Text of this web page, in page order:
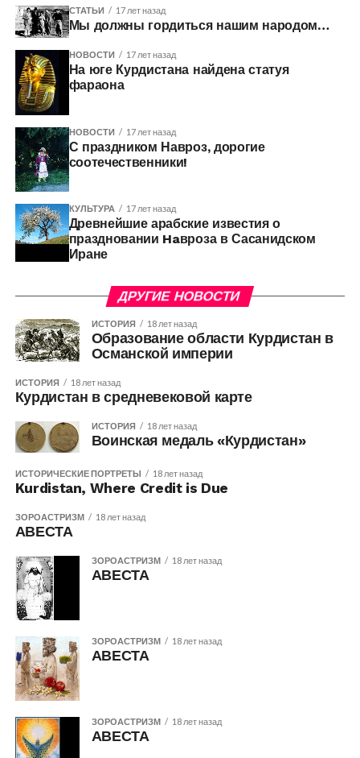
СТАТЬИ 17 лет назад
Мы должны гордиться нашим народом…
НОВОСТИ 17 лет назад
На юге Курдистана найдена статуя
фараона
НОВОСТИ 17 лет назад
С праздником Навроз, дорогие
соотечественники!
КУЛЬТУРА 17 лет назад
Древнейшие арабские известия о
праздновании Haвроза в Сасанидском
Иране
ДРУГИЕ НОВОСТИ
ИСТОРИЯ 18 лет назад
Образование области Курдистан в
Османской империи
ИСТОРИЯ 18 лет назад
Курдистан в средневековой карте
ИСТОРИЯ 18 лет назад
Воинская медаль «Курдистан»
ИСТОРИЧЕСКИЕ ПОРТРЕТЫ 18 лет назад
Kurdistan, Where Credit is Due
ЗОРОАСТРИЗМ 18 лет назад
АВЕСТА
ЗОРОАСТРИЗМ 18 лет назад
АВЕСТА
ЗОРОАСТРИЗМ 18 лет назад
АВЕСТА
ЗОРОАСТРИЗМ 18 лет назад
АВЕСТА